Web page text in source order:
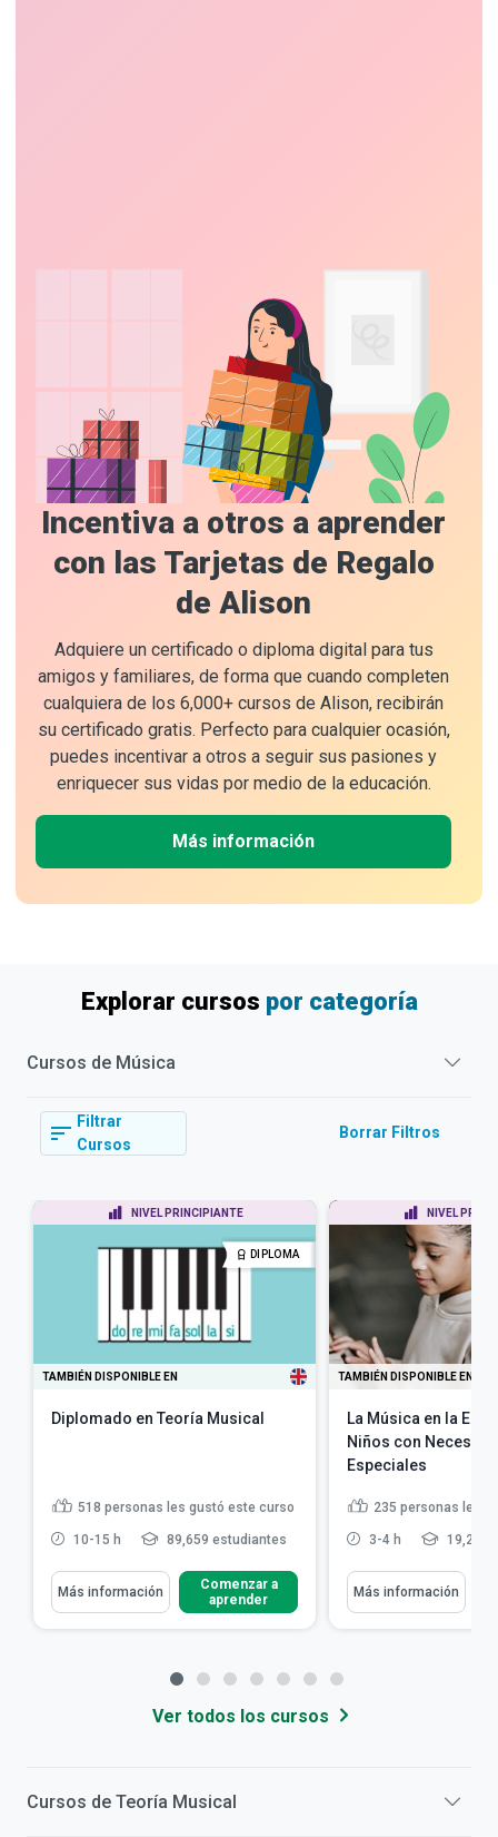
Incentiva a otros a aprender
con las Tarjetas de Regalo
de Alison
Adquiere un certificado o diploma digital para tus
amigos y familiares, de forma que cuando completen
cualquiera de los 6,000+ cursos de Alison, recibirán
su certificado gratis. Perfecto para cualquier ocasión,
puedes incentivar a otros a seguir sus pasiones y
enriquecer sus vidas por medio de la educación.
Más información
Explorar cursos por categoría
Cursos de Música
Filtrar
Cursos
Borrar Filtros
NIVEL PRINCIPIANTE
DIPLOMA
TAMBIÉN DISPONIBLE EN
Diplomado en Teoría Musical
518 personas les gustó este curso
10-15 h 89,659 estudiantes
Más información
Comenzar a
aprender
NIVEL
TAMBIÉN DISPONIBLE EN
La Música en la
Niños con
Especiales
235 personas les
3-4 h 19,281
Más información
Ver todos los cursos
Cursos de Teoría Musical